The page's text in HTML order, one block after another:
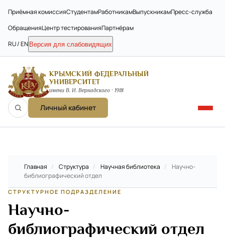
Приёмная комиссияСтудентамРаботникамВыпускникамПресс-служба
ОбращенияЦентр тестированияПартнёрам
RU / EN Версия для слабовидящих
КРЫМСКИЙ ФЕДЕРАЛЬНЫЙ
УНИВЕРСИТЕТ
имени В. И. Вернадского · 1918
Личный кабинет
Главная / Структура / Научная библиотека /
Научно-
библиографический отдел
СТРУКТУРНОЕ ПОДРАЗДЕЛЕНИЕ
Научно-
библиографический отдел